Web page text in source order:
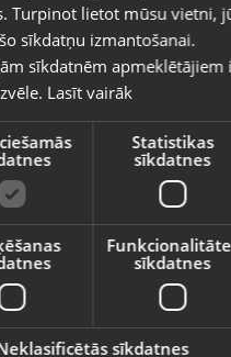
tiks piegādāti uz
valsti
būs attēlots izvēlētajā
/ Latvian
Turpinot lietot mūsu vietni,
sīkdatņu izmantošanai.
sīkdatnēm apmeklētājiem
Lasīt vairāk
Statistikas
sīkdatnes
sīkdatnes
sīkdatnes